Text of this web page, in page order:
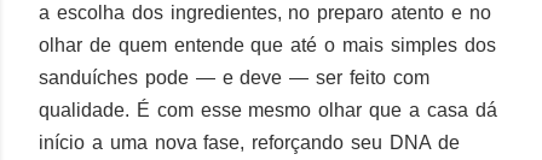
a escolha dos ingredientes, no preparo atento e no
olhar de quem entende que até o mais simples dos
sanduíches pode — e deve — ser feito com
qualidade. É com esse mesmo olhar que a casa dá
início a uma nova fase, reforçando seu DNA de